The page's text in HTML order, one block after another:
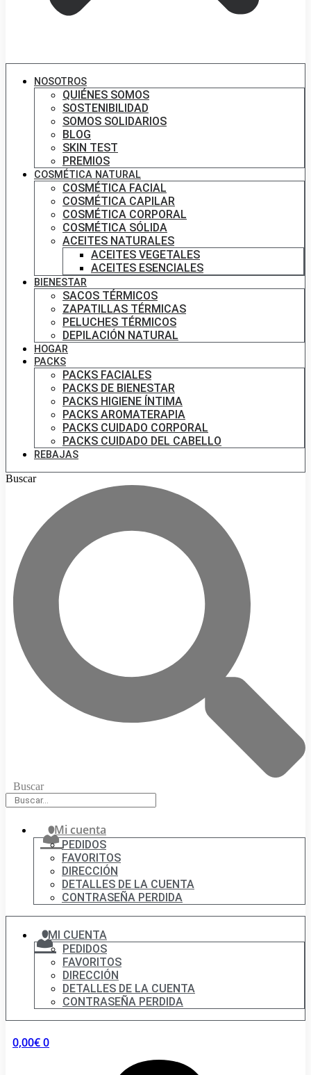
NOSOTROS
QUIÉNES SOMOS
SOSTENIBILIDAD
SOMOS SOLIDARIOS
BLOG
SKIN TEST
PREMIOS
COSMÉTICA NATURAL
COSMÉTICA FACIAL
COSMÉTICA CAPILAR
COSMÉTICA CORPORAL
COSMÉTICA SÓLIDA
ACEITES NATURALES
ACEITES VEGETALES
ACEITES ESENCIALES
BIENESTAR
SACOS TÉRMICOS
ZAPATILLAS TÉRMICAS
PELUCHES TÉRMICOS
DEPILACIÓN NATURAL
HOGAR
PACKS
PACKS FACIALES
PACKS DE BIENESTAR
PACKS HIGIENE ÍNTIMA
PACKS AROMATERAPIA
PACKS CUIDADO CORPORAL
PACKS CUIDADO DEL CABELLO
REBAJAS
Buscar
Buscar
Mi cuenta
PEDIDOS
FAVORITOS
DIRECCIÓN
DETALLES DE LA CUENTA
CONTRASEÑA PERDIDA
MI CUENTA
PEDIDOS
FAVORITOS
DIRECCIÓN
DETALLES DE LA CUENTA
CONTRASEÑA PERDIDA
0,00€0